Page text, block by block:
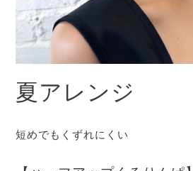
夏アレンジ
短めでもくずれにくい